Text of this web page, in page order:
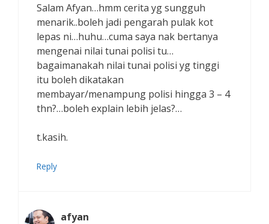
Salam Afyan…hmm cerita yg sungguh
menarik..boleh jadi pengarah pulak kot
lepas ni…huhu…cuma saya nak bertanya
mengenai nilai tunai polisi tu…
bagaimanakah nilai tunai polisi yg tinggi
itu boleh dikatakan
membayar/menampung polisi hingga 3 – 4
thn?…boleh explain lebih jelas?…
t.kasih.
Reply
afyan